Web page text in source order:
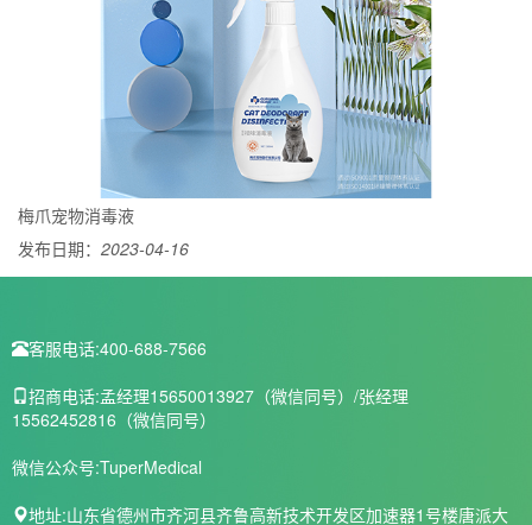
梅爪宠物消毒液
发布日期： 2023-04-16
客服电话:400-688-7566
招商电话:孟经理15650013927（微信同号）/张经理
15562452816（微信同号）
微信公众号:TuperMedical
地址:山东省德州市齐河县齐鲁高新技术开发区加速器1号楼唐派大